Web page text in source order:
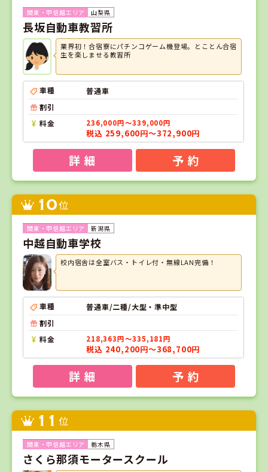
山梨県
長坂自動車教習所
業界初！合宿寮にパチンコゲーム機登場。とことん合宿
生を楽しませる教習所
車種
普通車
割引
料金
236,000円～339,000円
税込 259,600円～372,900円
詳 細 予 約
10位
新潟県
中越自動車学校
校内宿舎は全室バス・トイレ付・無線LAN完備！
車種
普通車/二種/大型・準中型
割引
料金
218,363円～335,181円
税込 240,200円～368,700円
詳 細 予 約
11 位
栃木県
さくら那須モータースクール